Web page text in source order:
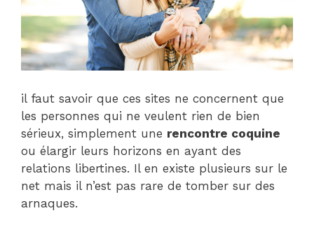
il faut savoir que ces sites ne concernent que
les personnes qui ne veulent rien de bien
sérieux, simplement une rencontre coquine
ou élargir leurs horizons en ayant des
relations libertines. Il en existe plusieurs sur le
net mais il n’est pas rare de tomber sur des
arnaques.